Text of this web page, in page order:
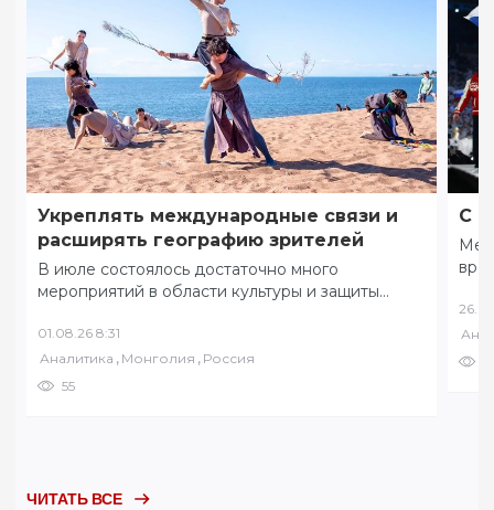
Укреплять международные связи и
расширять географию зрителей
В июле состоялось достаточно много
мероприятий в области культуры и защиты
уголках Забайкалья…
01.08.26 8:31
Аналитика , Монголия , Россия
55
С
ЧИТАТЬ ВСЕ